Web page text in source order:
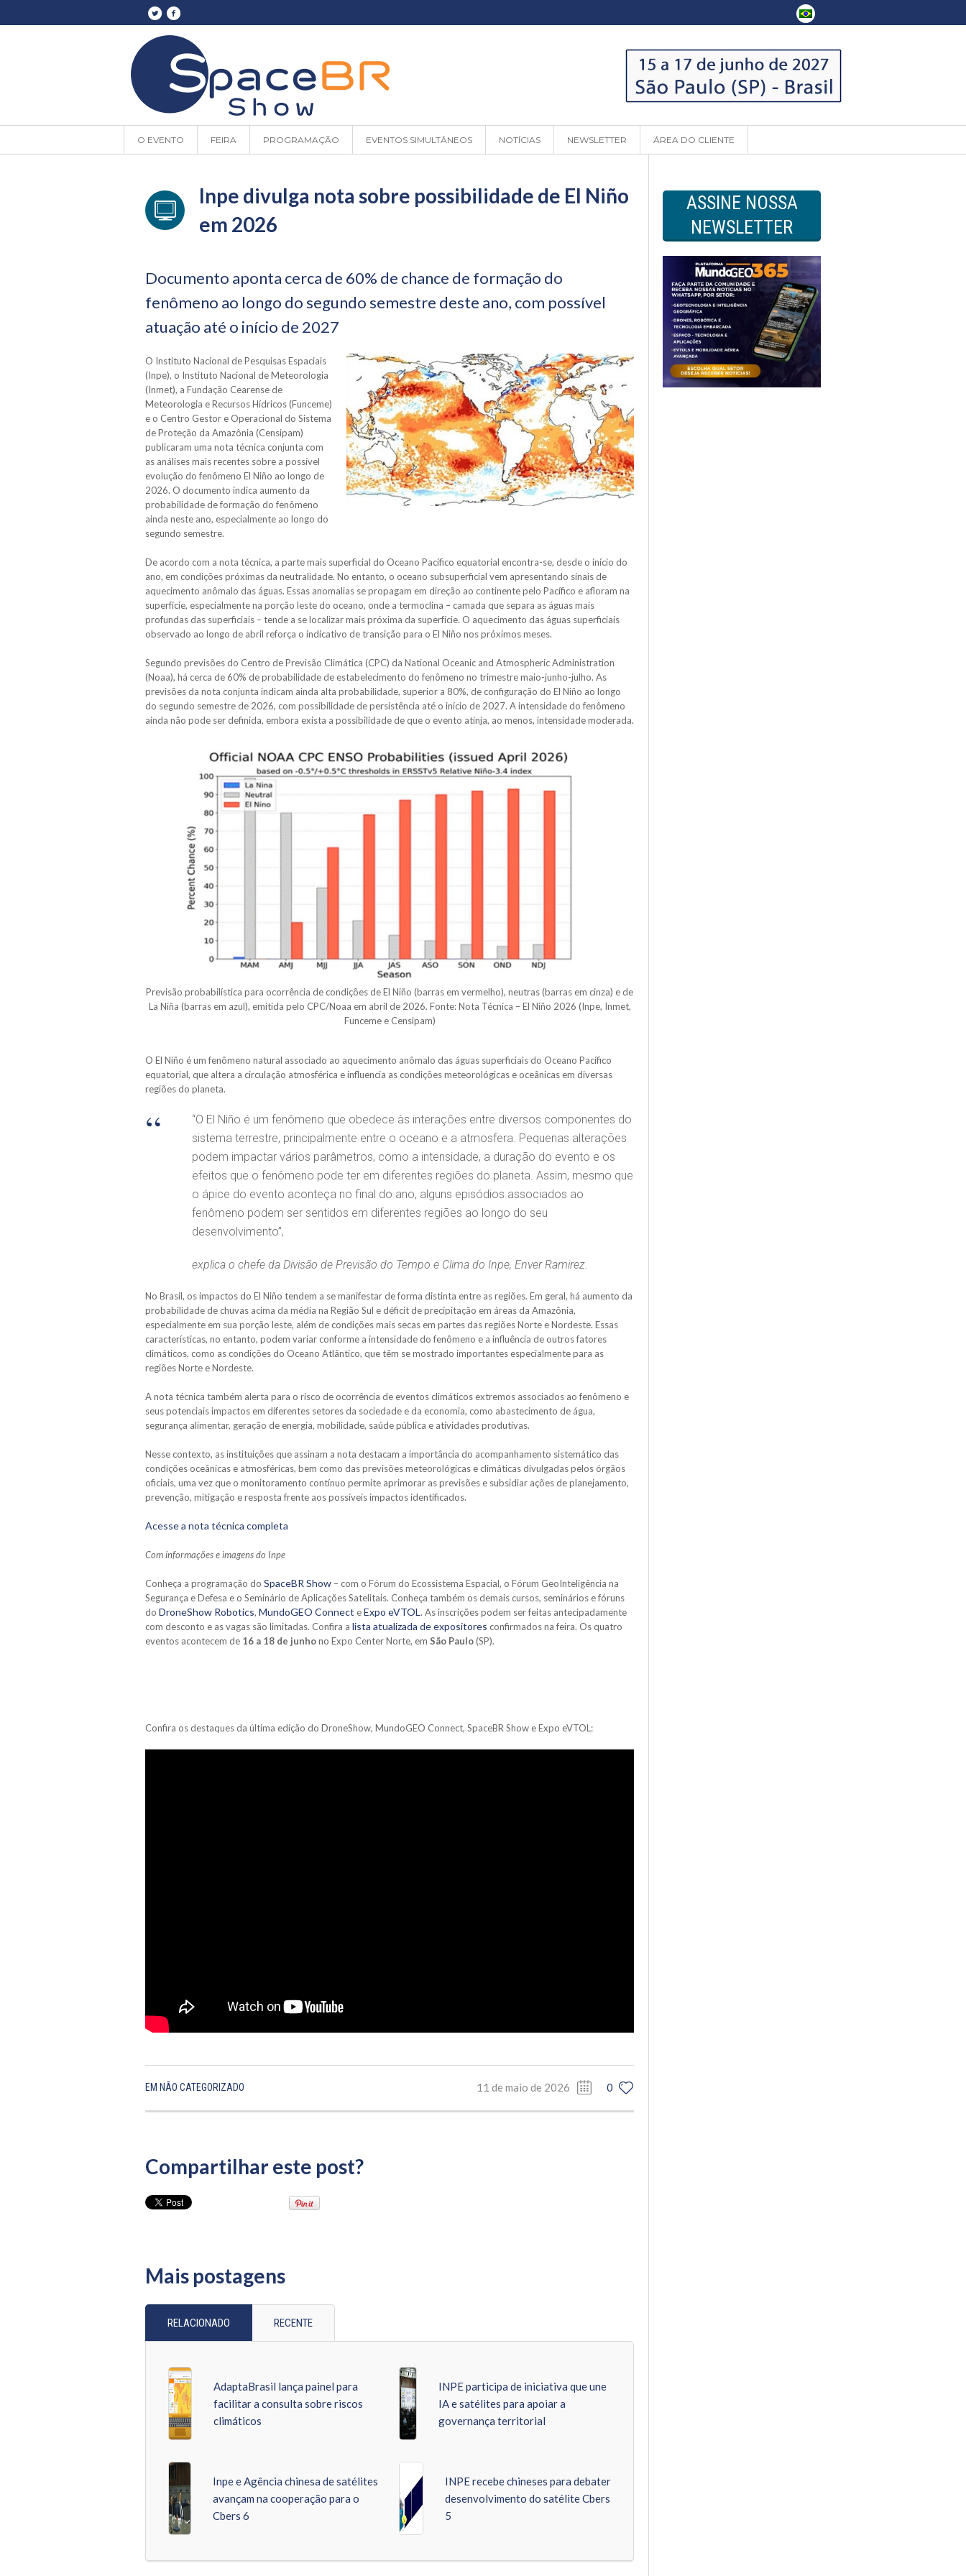
O EVENTO FEIRA PROGRAMAÇÃO EVENTOS SIMULTÂNEOS NOTÍCIAS NEWSLETTER ÁREA DO CLIENTE
Inpe divulga nota sobre possibilidade de El Niño
em 2026
Documento aponta cerca de 60% de chance de formação do
fenômeno ao longo do segundo semestre deste ano, com possível
atuação até o início de 2027
O Instituto Nacional de Pesquisas Espaciais
(Inpe), o Instituto Nacional de Meteorologia
(Inmet), a Fundação Cearense de
Meteorologia e Recursos Hídricos (Funceme)
e o Centro Gestor e Operacional do Sistema
de Proteção da Amazônia (Censipam)
publicaram uma nota técnica conjunta com
as análises mais recentes sobre a possível
evolução do fenômeno El Niño ao longo de
2026. O documento indica aumento da
probabilidade de formação do fenômeno
ainda neste ano, especialmente ao longo do
segundo semestre.
De acordo com a nota técnica, a parte mais superficial do Oceano Pacífico equatorial encontra-se, desde o início do
ano, em condições próximas da neutralidade. No entanto, o oceano subsuperficial vem apresentando sinais de
aquecimento anômalo das águas. Essas anomalias se propagam em direção ao continente pelo Pacífico e afloram na
superfície, especialmente na porção leste do oceano, onde a termoclina – camada que separa as águas mais
profundas das superficiais – tende a se localizar mais próxima da superfície. O aquecimento das águas superficiais
observado ao longo de abril reforça o indicativo de transição para o El Niño nos próximos meses.
Segundo previsões do Centro de Previsão Climática (CPC) da National Oceanic and Atmospheric Administration
(Noaa), há cerca de 60% de probabilidade de estabelecimento do fenômeno no trimestre maio-junho-julho. As
previsões da nota conjunta indicam ainda alta probabilidade, superior a 80%, de configuração do El Niño ao longo
do segundo semestre de 2026, com possibilidade de persistência até o início de 2027. A intensidade do fenômeno
ainda não pode ser definida, embora exista a possibilidade de que o evento atinja, ao menos, intensidade moderada.
Previsão probabilística para ocorrência de condições de El Niño (barras em vermelho), neutras (barras em cinza) e de
La Niña (barras em azul), emitida pelo CPC/Noaa em abril de 2026. Fonte: Nota Técnica – El Niño 2026 (Inpe, Inmet,
Funceme e Censipam)
O El Niño é um fenômeno natural associado ao aquecimento anômalo das águas superficiais do Oceano Pacífico
equatorial, que altera a circulação atmosférica e influencia as condições meteorológicas e oceânicas em diversas
regiões do planeta.
“O El Niño é um fenômeno que obedece às interações entre diversos componentes do
sistema terrestre, principalmente entre o oceano e a atmosfera. Pequenas alterações
podem impactar vários parâmetros, como a intensidade, a duração do evento e os
efeitos que o fenômeno pode ter em diferentes regiões do planeta. Assim, mesmo que
o ápice do evento aconteça no final do ano, alguns episódios associados ao
fenômeno podem ser sentidos em diferentes regiões ao longo do seu
desenvolvimento”,
explica o chefe da Divisão de Previsão do Tempo e Clima do Inpe, Enver Ramirez.
No Brasil, os impactos do El Niño tendem a se manifestar de forma distinta entre as regiões. Em geral, há aumento da
probabilidade de chuvas acima da média na Região Sul e déficit de precipitação em áreas da Amazônia,
especialmente em sua porção leste, além de condições mais secas em partes das regiões Norte e Nordeste. Essas
características, no entanto, podem variar conforme a intensidade do fenômeno e a influência de outros fatores
climáticos, como as condições do Oceano Atlântico, que têm se mostrado importantes especialmente para as
regiões Norte e Nordeste.
A nota técnica também alerta para o risco de ocorrência de eventos climáticos extremos associados ao fenômeno e
seus potenciais impactos em diferentes setores da sociedade e da economia, como abastecimento de água,
segurança alimentar, geração de energia, mobilidade, saúde pública e atividades produtivas.
Nesse contexto, as instituições que assinam a nota destacam a importância do acompanhamento sistemático das
condições oceânicas e atmosféricas, bem como das previsões meteorológicas e climáticas divulgadas pelos órgãos
oficiais, uma vez que o monitoramento contínuo permite aprimorar as previsões e subsidiar ações de planejamento,
prevenção, mitigação e resposta frente aos possíveis impactos identificados.
Acesse a nota técnica completa
Com informações e imagens do Inpe
Conheça a programação do SpaceBR Show – com o Fórum do Ecossistema Espacial, o Fórum GeoInteligência na
Segurança e Defesa e o Seminário de Aplicações Satelitais. Conheça também os demais cursos, seminários e fóruns
do DroneShow Robotics, MundoGEO Connect eExpo eVTOL. As inscrições podem ser feitas antecipadamente
com desconto e as vagas são limitadas. Confira a lista atualizada de expositores confirmados na feira. Os quatro
eventos acontecem de 16 a 18 de junhono Expo Center Norte, em São Paulo(SP).
Confira os destaques da última edição do DroneShow, MundoGEO Connect, SpaceBR Show e Expo eVTOL:
11 de maio de 2026 0
EM NÃO CATEGORIZADO
Compartilhar este post?
Mais postagens
RELACIONADO RECENTE
AdaptaBrasil lança painel para
facilitar a consulta sobre riscos
climáticos
INPE participa de iniciativa que une
IA e satélites para apoiar a
governança territorial
Inpe e Agência chinesa de satélites
avançam na cooperação para o
Cbers 6
INPE recebe chineses para debater
desenvolvimento do satélite Cbers
5
ASSINE NOSSA
NEWSLETTER